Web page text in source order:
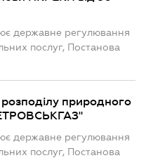
державне регулювання
послуг, Постанова
розподілу природного
державне регулювання
послуг, Постанова